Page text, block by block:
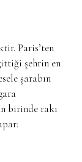
Paris’ten
şehrin en
şarabın
birinde rakı